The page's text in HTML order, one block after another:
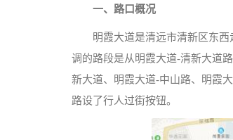
一、 路口概况
明霞大道是清远市清新区东
调的路段是从明霞大道-清新大道
新大道、明霞大道-中山路、明霞
路设了行人过街按钮。